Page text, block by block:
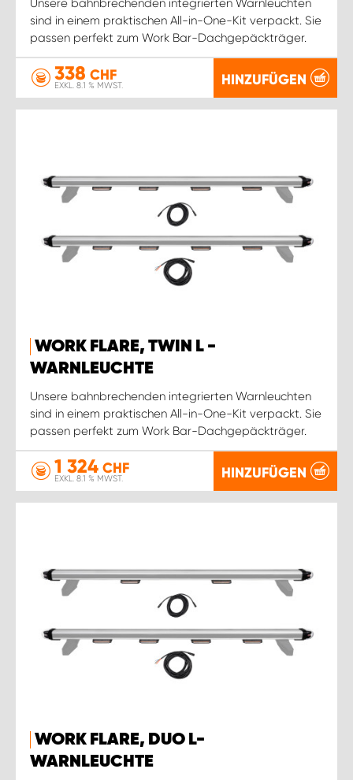
Unsere bahnbrechenden integrierten Warnleuchten
sind in einem praktischen All-in-One-Kit verpackt. Sie
passen perfekt zum Work Bar-Dachgepäckträger.
338 CHF
EXKL. 8.1 % MWST. HINZUFÜGEN
WORK FLARE, TWIN L -
WARNLEUCHTE
Unsere bahnbrechenden integrierten Warnleuchten
sind in einem praktischen All-in-One-Kit verpackt. Sie
passen perfekt zum Work Bar-Dachgepäckträger.
1 324 CHF
EXKL. 8.1 % MWST. HINZUFÜGEN
WORK FLARE, DUO L-
WARNLEUCHTE